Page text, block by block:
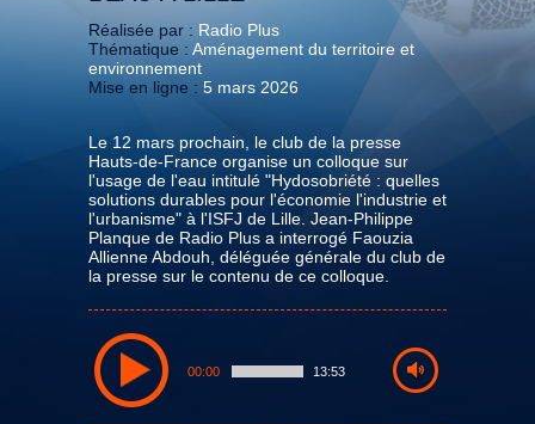
Réalisée par : Radio Plus
Thématique : Aménagement du territoire et
environnement
Mise en ligne : 5 mars 2026
Le 12 mars prochain, le club de la presse
Hauts-de-France organise un colloque sur
l'usage de l'eau intitulé "Hydosobriété : quelles
solutions durables pour l'économie l'industrie et
l'urbanisme" à l'ISFJ de Lille. Jean-Philippe
Planque de Radio Plus a interrogé Faouzia
Allienne Abdouh, déléguée générale du club de
la presse sur le contenu de ce colloque.
00:00 13:53